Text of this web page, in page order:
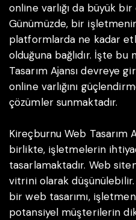
online varlığı da büyük bir
Günümüzde, bir
platformlarda ne kadar
olduğuna bağlıdır. İşte
Tasarım Ajansı devreye
online varlığını
çözümler sunmaktadır.
Kireçburnu Web Tasarım
birlikte, işletmelerin
tasarlamaktadır. Web
vitrini olarak
bir web tasarımı,
potansiyel müşterilerin